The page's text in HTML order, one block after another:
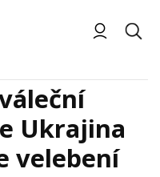
Ukrajina
velebení